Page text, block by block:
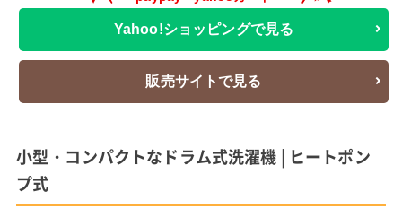
Yahoo!ショッピングで見る
販売サイトで見る
小型・コンパクトなドラム式洗濯機 | ヒートポン
プ式